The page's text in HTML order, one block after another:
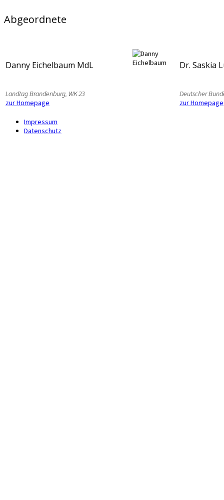
Abgeordnete
Danny Eichelbaum MdL
Landtag Brandenburg, WK 23
zur Homepage
Dr. Saskia
Deutscher
zur Homepage
Impressum
Datenschutz